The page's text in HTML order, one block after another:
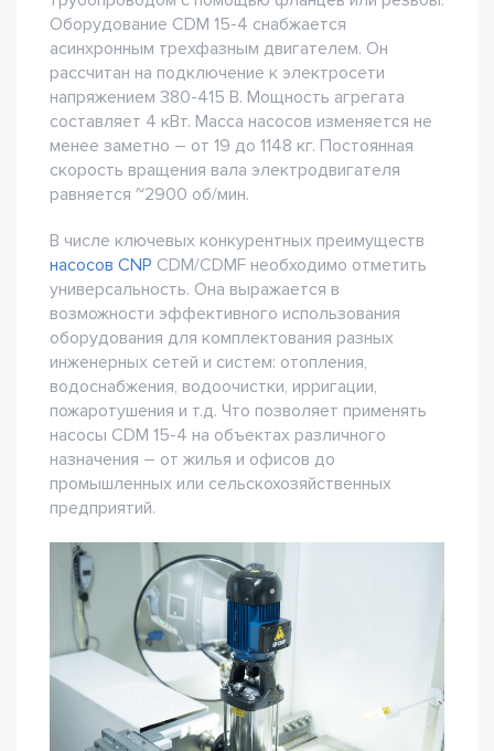
Оборудование CDM 15-4 снабжается
асинхронным трехфазным двигателем. Он
рассчитан на подключение к электросети
напряжением 380-415 В. Мощность агрегата
составляет 4 кВт. Масса насосов изменяется не
менее заметно – от 19 до 1148 кг. Постоянная
скорость вращения вала электродвигателя
равняется ~2900 об/мин.
В числе ключевых конкурентных преимуществ
насосов CNP CDM/CDMF необходимо отметить
универсальность. Она выражается в
возможности эффективного использования
оборудования для комплектования разных
инженерных сетей и систем: отопления,
водоснабжения, водоочистки, ирригации,
пожаротушения и т.д. Что позволяет применять
насосы CDM 15-4 на объектах различного
назначения – от жилья и офисов до
промышленных или сельскохозяйственных
предприятий.